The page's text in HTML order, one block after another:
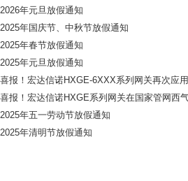
2026年元旦放假通知
2025年国庆节、中秋节放假通知
2025年春节放假通知
2025年元旦放假通知
喜报！宏达信诺HXGE-6XXX系列网关再次应
喜报！宏达信诺HXGE系列网关在国家管网西
2025年五一劳动节放假通知
2025年清明节放假通知